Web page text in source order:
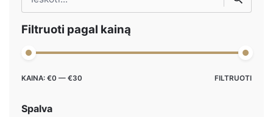
Filtruoti pagal kainą
Min
Maks
FILTRUOTI
KAINA: €0 — €30
Spalva